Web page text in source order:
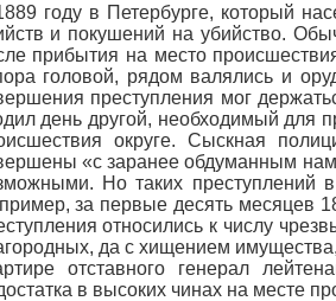
году в Петербурге, который
и покушений на убийство.
прибытия на место
головой, рядом валялись и
преступления мог
день другой, необходимый для
округе. Сыскная
«с заранее обдуманным
Но таких преступлений
за первые десять месяцев
относились к числу
да с хищением
отставного генерал
в высоких чинах на месте